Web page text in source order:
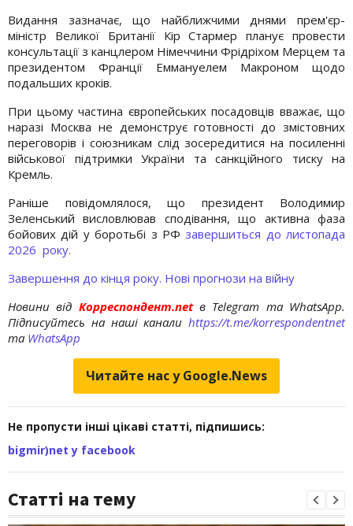
Видання зазначає, що найближчими днями прем'єр-
міністр Великої Британії Кір Стармер планує провести
консультації з канцлером Німеччини Фрідріхом Мерцем та
президентом Франції Еммануелем Макроном щодо
подальших кроків.
При цьому частина європейських посадовців вважає, що
наразі Москва не демонструє готовності до змістовних
переговорів і союзникам слід зосередитися на посиленні
військової підтримки України та санкційного тиску на
Кремль.
Раніше повідомлялося, що президент Володимир
Зеленський висловлював сподівання, що активна фаза
бойових дій у боротьбі з РФзавершиться до листопада
2026 року.
Завершення до кінця року. Нові прогнози на війну
Новини від Корреспондент.netв Telegram та WhatsApp.
Підписуйтесь на наші канали https://t.me/korrespondentnet
та WhatsApp
Читайте нас у Google.News
Не пропусти інші цікаві статті, підпишись:
bigmir)net у facebook
Статті на тему